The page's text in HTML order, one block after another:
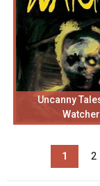
Uncanny
Watcher
1 2